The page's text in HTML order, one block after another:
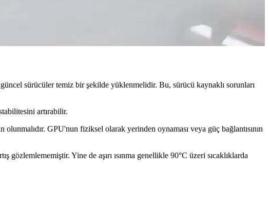
için doğru seçim yapmanıza yardımcı olur.
sürücüler temiz bir şekilde yüklenmelidir. Bu, sürücü kaynaklı sorunları
artırabilir.
GPU'nun fiziksel olarak yerinden oynaması veya güç bağlantısının
gözlemlememiştir. Yine de aşırı ısınma genellikle 90°C üzeri sıcaklıklarda